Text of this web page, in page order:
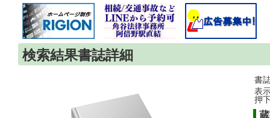
検索結果書誌詳細
書
表
押